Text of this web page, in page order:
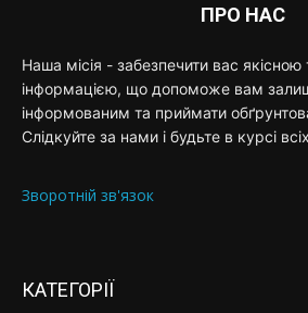
ПРО НАС
Наша місія - забезпечити вас
інформацією, що допоможе вам
інформованим та приймати
Слідкуйте за нами і будьте в курсі
Зворотній зв'язок
КАТЕГОРІЇ